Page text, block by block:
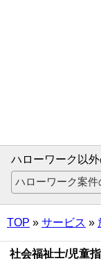
ハローワーク以
TOP » サービス »
社会福祉士/児童